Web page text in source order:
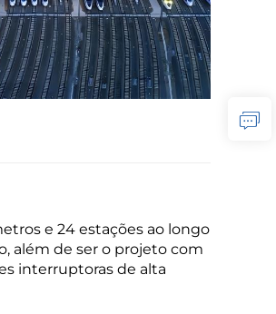
e 24 estações ao longo
além de ser o projeto com
interruptoras de alta